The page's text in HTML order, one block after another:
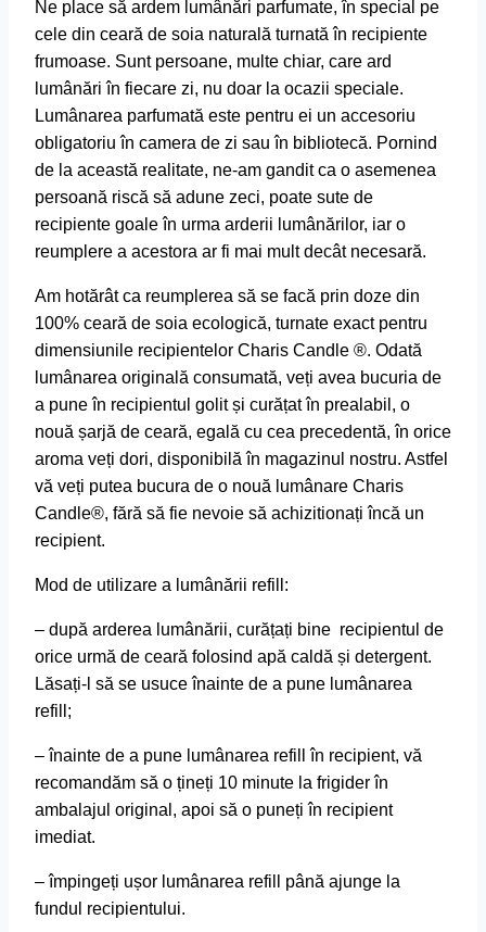
Ne place să ardem lumânări parfumate, în special pe
cele din ceară de soia naturală turnată în recipiente
frumoase. Sunt persoane, multe chiar, care ard
lumânări în fiecare zi, nu doar la ocazii speciale.
Lumânarea parfumată este pentru ei un accesoriu
obligatoriu în camera de zi sau în bibliotecă. Pornind
de la această realitate, ne-am gandit ca o asemenea
persoană riscă să adune zeci, poate sute de
recipiente goale în urma arderii lumânărilor, iar o
reumplere a acestora ar fi mai mult decât necesară.
Am hotărât ca reumplerea să se facă prin doze din
100% ceară de soia ecologică, turnate exact pentru
dimensiunile recipientelor Charis Candle ®. Odată
lumânarea originală consumată, veți avea bucuria de
a pune în recipientul golit și curățat în prealabil, o
nouă șarjă de ceară, egală cu cea precedentă, în orice
aroma veți dori, disponibilă în magazinul nostru. Astfel
vă veți putea bucura de o nouă lumânare Charis
Candle®, fără să fie nevoie să achizitionați încă un
recipient.
Mod de utilizare a lumânării refill:
– după arderea lumânării, curățați bine recipientul de
orice urmă de ceară folosind apă caldă și detergent.
Lăsați-l să se usuce înainte de a pune lumânarea
refill;
– înainte de a pune lumânarea refill în recipient, vă
recomandăm să o țineți 10 minute la frigider în
ambalajul original, apoi să o puneți în recipient
imediat.
– împingeți ușor lumânarea refill până ajunge la
fundul recipientului.